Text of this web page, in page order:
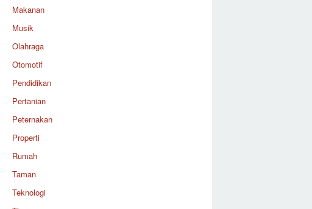
Makanan
Musik
Olahraga
Otomotif
Pendidikan
Pertanian
Peternakan
Properti
Rumah
Taman
Teknologi